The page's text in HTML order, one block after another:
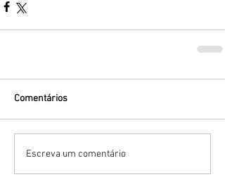
Comentários
Escreva um comentário